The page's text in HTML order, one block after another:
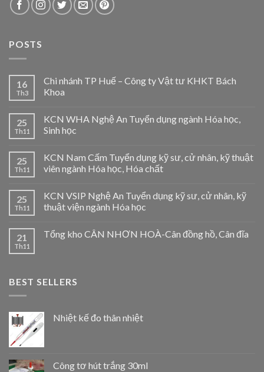
POSTS
16
Th3
Chi nhánh TP Huế – Công ty Vật tư KHKT Bách
Khoa
25
Th11
KCN WHA Nghệ An Tuyển dụng ngành Hóa học,
Sinh học
25
Th11
KCN Nam Cấm Tuyển dụng kỹ sư, cử nhân, kỹ thuật
viên ngành Hóa học, Hóa chất
25
Th11
KCN VSIP Nghệ An Tuyển dụng kỹ sư, cử nhân, kỹ
thuật viện ngành Hóa học
21
Th11
Tổng kho CÂN NHƠN HOÀ-Cân đồng hồ, Cân đĩa
BEST SELLERS
Nhiệt kế đo thân nhiệt
Công tơ hút trắng 30ml